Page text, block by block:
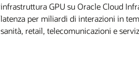
infrastruttura GPU su Oracle Cloud
latenza per miliardi di interazioni in
sanità, retail, telecomunicazioni e